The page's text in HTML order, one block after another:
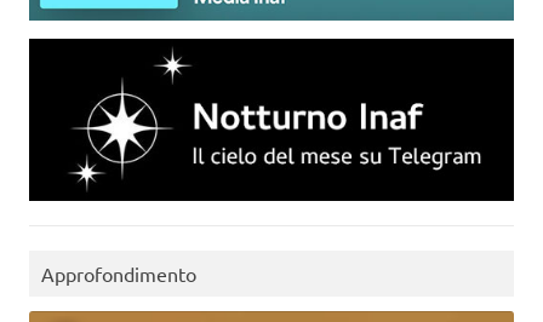
Approfondimento